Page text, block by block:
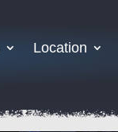
Location